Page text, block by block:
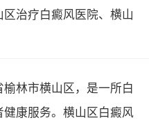
治疗白癜风医院、横山
林市横山区，是一所白
康服务。横山区白癜风